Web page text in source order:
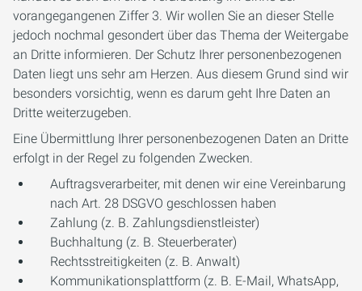
vorangegangenen Ziffer 3. Wir wollen Sie an dieser Stelle
jedoch nochmal gesondert über das Thema der Weitergabe
an Dritte informieren. Der Schutz Ihrer personenbezogenen
Daten liegt uns sehr am Herzen. Aus diesem Grund sind wir
besonders vorsichtig, wenn es darum geht Ihre Daten an
Dritte weiterzugeben.
Eine Übermittlung Ihrer personenbezogenen Daten an Dritte
erfolgt in der Regel zu folgenden Zwecken.
Auftragsverarbeiter, mit denen wir eine Vereinbarung
nach Art. 28 DSGVO geschlossen haben
Zahlung (z. B. Zahlungsdienstleister)
Buchhaltung (z. B. Steuerberater)
Rechtsstreitigkeiten (z. B. Anwalt)
Kommunikationsplattform (z. B. E-Mail, WhatsApp,